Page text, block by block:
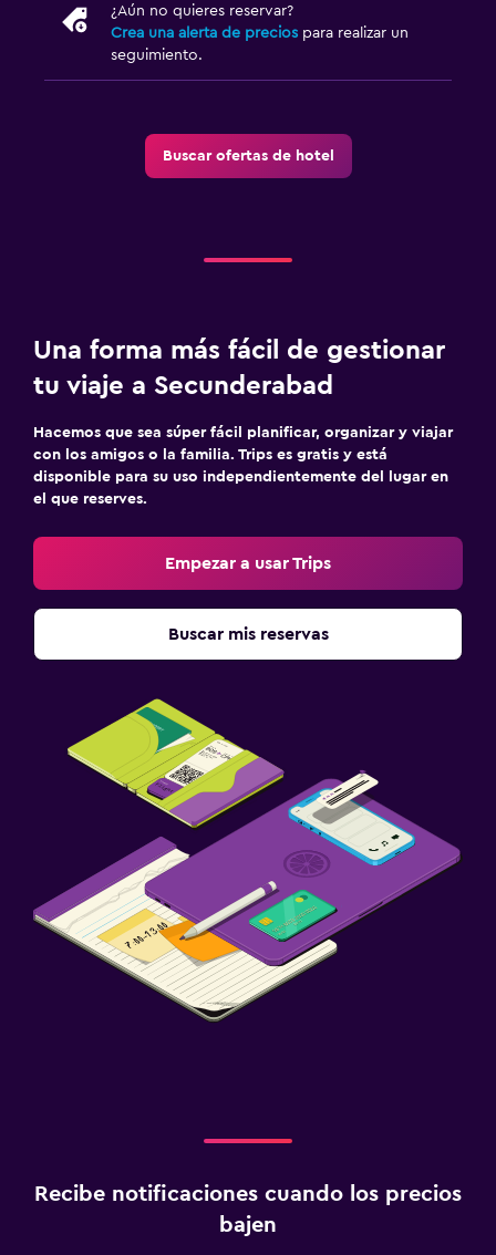
¿Aún no quieres reservar?
Crea una alerta de precios para realizar un
seguimiento.
Buscar ofertas de hotel
Una forma más fácil de gestionar
tu viaje a Secunderabad
Hacemos que sea súper fácil planificar, organizar y viajar
con los amigos o la familia. Trips es gratis y está
disponible para su uso independientemente del lugar en
el que reserves.
Empezar a usar Trips
Buscar mis reservas
Recibe notificaciones cuando los precios
bajen